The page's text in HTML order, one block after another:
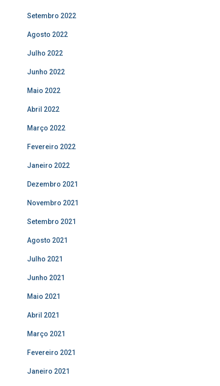
Setembro 2022
Agosto 2022
Julho 2022
Junho 2022
Maio 2022
Abril 2022
Março 2022
Fevereiro 2022
Janeiro 2022
Dezembro 2021
Novembro 2021
Setembro 2021
Agosto 2021
Julho 2021
Junho 2021
Maio 2021
Abril 2021
Março 2021
Fevereiro 2021
Janeiro 2021